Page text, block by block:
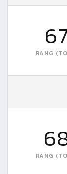
RANG
RANG